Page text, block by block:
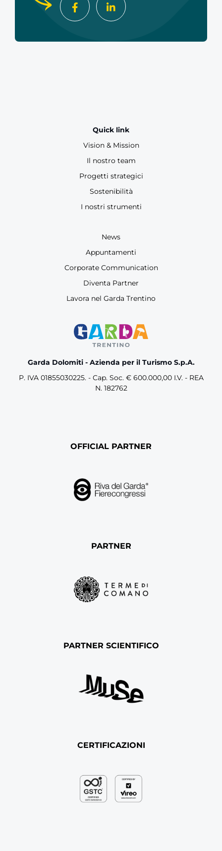
Garda Dolomiti - Azienda per il Turismo S.p.A.
P. IVA 01855030225. - Cap. Soc. € 600.000,00 I.V. - REA
N. 182762
Quick link
Vision & Mission
Il nostro team
Progetti strategici
Sostenibilità
I nostri strumenti
News
Appuntamenti
Corporate Communication
Diventa Partner
Lavora nel Garda Trentino
OFFICIAL PARTNER
PARTNER
PARTNER SCIENTIFICO
CERTIFICAZIONI